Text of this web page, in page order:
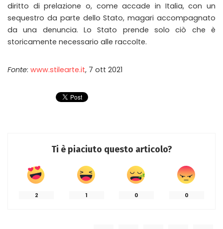
diritto di prelazione o, come accade in Italia, con un
sequestro da parte dello Stato, magari accompagnato
da una denuncia. Lo Stato prende solo ciò che è
storicamente necessario alle raccolte.
Fonte: www.stilearte.it, 7 ott 2021
Ti è piaciuto questo articolo?
2 1 0 0